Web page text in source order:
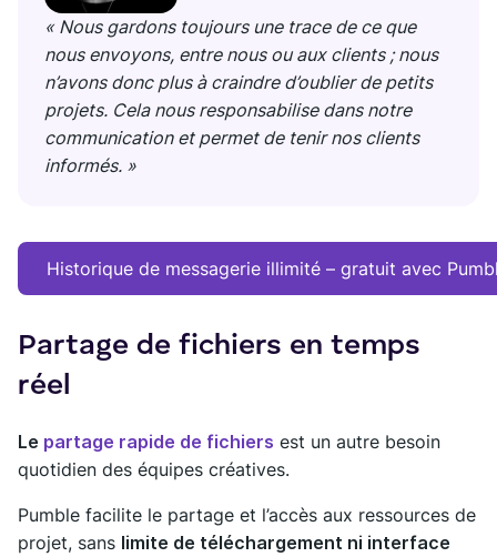
« Nous gardons toujours une trace de ce que
nous envoyons, entre nous ou aux clients ; nous
n’avons donc plus à craindre d’oublier de petits
projets. Cela nous responsabilise dans notre
communication et permet de tenir nos clients
informés. »
Historique de messagerie illimité – gratuit avec
Partage de fichiers en temps
réel
Le partage rapide de fichiers est un autre besoin
quotidien des équipes créatives.
Pumble facilite le partage et l’accès aux ressources de
projet, sans limite de téléchargement ni interface